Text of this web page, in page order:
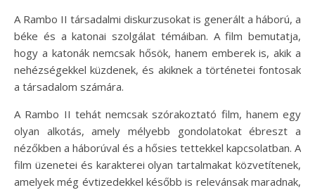
A Rambo II társadalmi diskurzusokat is generált a háború, a
béke és a katonai szolgálat témáiban. A film bemutatja,
hogy a katonák nemcsak hősök, hanem emberek is, akik a
nehézségekkel küzdenek, és akiknek a történetei fontosak
a társadalom számára.
A Rambo II tehát nemcsak szórakoztató film, hanem egy
olyan alkotás, amely mélyebb gondolatokat ébreszt a
nézőkben a háborúval és a hősies tettekkel kapcsolatban. A
film üzenetei és karakterei olyan tartalmakat közvetítenek,
amelyek még évtizedekkel később is relevánsak maradnak,